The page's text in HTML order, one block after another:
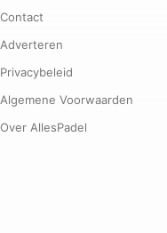
Contact
Adverteren
Privacybeleid
Algemene Voorwaarden
Over AllesPadel